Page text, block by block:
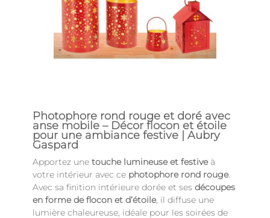
Photophore rond rouge et doré avec
anse mobile – Décor flocon et étoile
pour une ambiance festive | Aubry
Gaspard
Apportez une touche lumineuse et festiveà
votre intérieur avec ce photophore rond rouge.
Avec sa finition intérieure dorée et ses découpes
en forme de flocon et d’étoile, il diffuse une
lumière chaleureuse, idéale pour les soirées de